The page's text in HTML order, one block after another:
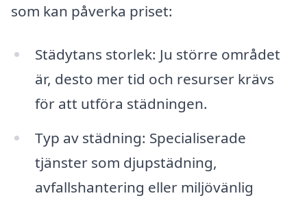
som kan påverka priset:
Städytans storlek: Ju större området
är, desto mer tid och resurser krävs
för att utföra städningen.
Typ av städning: Specialiserade
tjänster som djupstädning,
avfallshantering eller miljövänlig